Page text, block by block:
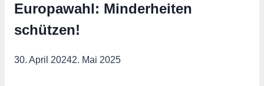
Europawahl: Minderheiten
schützen!
30. April 20242. Mai 2025